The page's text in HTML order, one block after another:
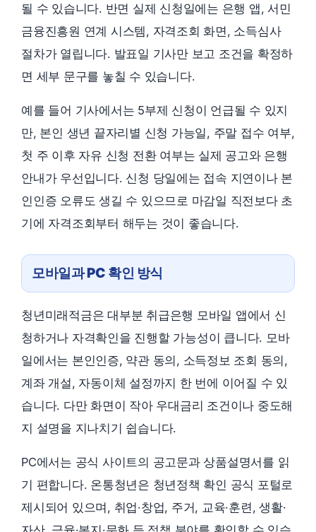
될 수 있습니다. 반면 실제 신청일에는 은행 앱, 서민
금융진흥원 연계 시스템, 자격조회 화면, 소득심사
절차가 열립니다. 발표일 기사만 보고 조건을 확정하
면 세부 문구를 놓칠 수 있습니다.
예를 들어 기사에서는 5부제 신청이 언급될 수 있지
만, 본인 생년 끝자리별 신청 가능일, 주말 접수 여부,
첫 주 이후 자유 신청 전환 여부는 실제 공고와 은행
안내가 우선입니다. 신청 당일에는 접속 지연이나 본
인인증 오류도 생길 수 있으므로 마감일 직전보다 초
기에 자격조회부터 해두는 것이 좋습니다.
모바일과 PC 확인 방식
청년미래적금은 대부분 취급은행 모바일 앱에서 신
청하거나 자격확인을 진행할 가능성이 큽니다. 모바
일에서는 본인인증, 약관 동의, 소득정보 조회 동의,
계좌 개설, 자동이체 설정까지 한 번에 이어질 수 있
습니다. 다만 화면이 작아 우대금리 조건이나 중도해
지 설명을 지나치기 쉽습니다.
PC에서는 공식 사이트의 공고문과 상품설명서를 읽
기 편합니다. 온통청년은 청년정책 확인 공식 포털로
제시되어 있으며, 취업·창업, 주거, 교육·훈련, 생활·